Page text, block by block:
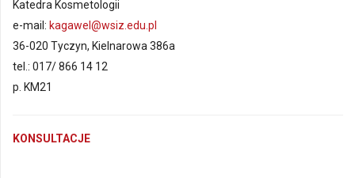
Katedra Kosmetologii
e-mail: kagawel@wsiz.edu.pl
36-020 Tyczyn, Kielnarowa 386a
tel.: 017/ 866 14 12
p. KM21
KONSULTACJE